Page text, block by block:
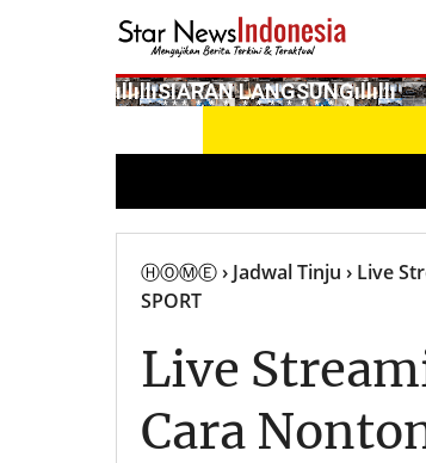
­ıllıllıS͙I͙A͙R͙A͙N͙ L͙A͙N͙G͙S͙U͙N͙G͙ıllıllı
ⒽⓄⓂⒺ› Jadwal Tinju › Live
SPORT
Live
Cara